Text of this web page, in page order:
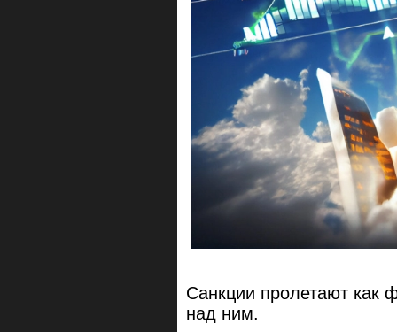
Санкции пролетают как
над ним.